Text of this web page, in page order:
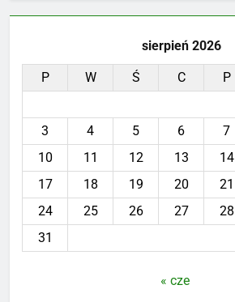
sierpień 2026
P W Ś C P
3
4 5 6 7
10
11 12 13 14
17
18 19 20 21
24
25 26 27 28
31
« cze